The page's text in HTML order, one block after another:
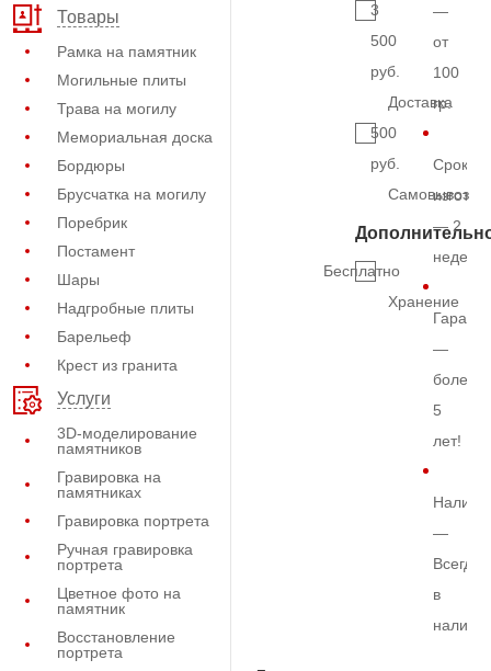
Товары
Рамка на памятник
Могильные плиты
Трава на могилу
Мемориальная доска
Бордюры
Брусчатка на могилу
Поребрик
Постамент
Шары
Надгробные плиты
Барельеф
Крест из гранита
Услуги
3D-моделирование
памятников
Гравировка на
памятниках
Гравировка портрета
Ручная гравировка
портрета
Цветное фото на
памятник
Восстановление
портрета
3
500
руб.
Доставка
500
руб.
Самовывоз
Бесплатно
Хранение
—
от
100
гр.
Срок
— 2
недели
—
более
5
лет!
—
Всегда
в